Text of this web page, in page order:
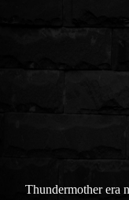
Thundermother era